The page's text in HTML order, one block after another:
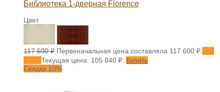
Библиотека 1-дверная Florence
Цвет
117 600₽ Первоначальная цена составляла 117 600 ₽.
Текущая цена: 105 840 ₽. Купить
Скидка 10%